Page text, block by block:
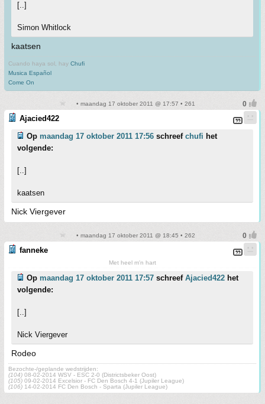
[..]
Simon Whitlock
kaatsen
Cuando haya sol, hay Chufi
Musica Español
Come On
• maandag 17 oktober 2011 @ 17:57 • 261
Ajacied422
Op maandag 17 oktober 2011 17:56 schreef chufi het
volgende:
[..]
kaatsen
Nick Viergever
• maandag 17 oktober 2011 @ 18:45 • 262
fanneke
Met heel m'n hart
Op maandag 17 oktober 2011 17:57 schreef Ajacied422 het
volgende:
[..]
Nick Viergever
Rodeo
Bezochte-/geplande wedstrijden:
(104) 08-02-2014 WSV - ESC 2-0 (Districtsbeker Oost)
(105) 09-02-2014 Excelsior - FC Den Bosch 4-1 (Jupiler League)
(106) 14-02-2014 FC Den Bosch - Sparta (Jupiler League)